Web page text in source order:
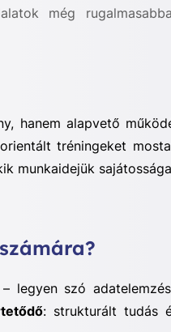
még
hanem alapvető
tréningeket
munkaidejük
szó
: strukturált tudás